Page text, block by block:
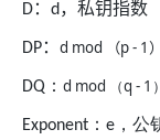
D： d，私钥指数
DP： d mod （p - 1 ）
DQ ： d mod （q - 1 ）
Exponent ： e ，公